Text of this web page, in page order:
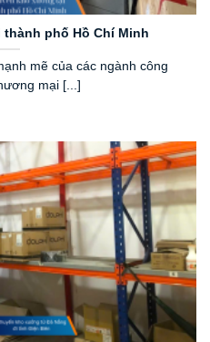
phố Hồ Chí Minh
mẽ của các ngành công
mại [...]